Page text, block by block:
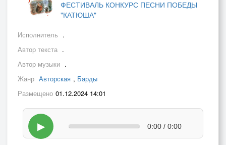
ФЕСТИВАЛЬ КОНКУРС ПЕСНИ ПОБЕДЫ
"КАТЮША"
Исполнитель .
Автор текста .
Автор музыки .
Жанр Авторская , Барды
Размещено 01.12.2024 14:01
▶ 0:00 / 0:00